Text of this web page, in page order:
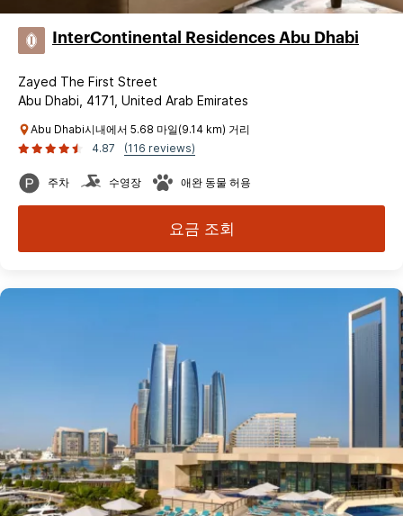
InterContinental Residences Abu Dhabi
Zayed The First Street
Abu Dhabi, 4171, United Arab Emirates
Abu Dhabi시내에서 5.68 마일(9.14 km) 거리
4.87
(116 reviews)
주차 수영장 애완 동물 허용
요금 조회